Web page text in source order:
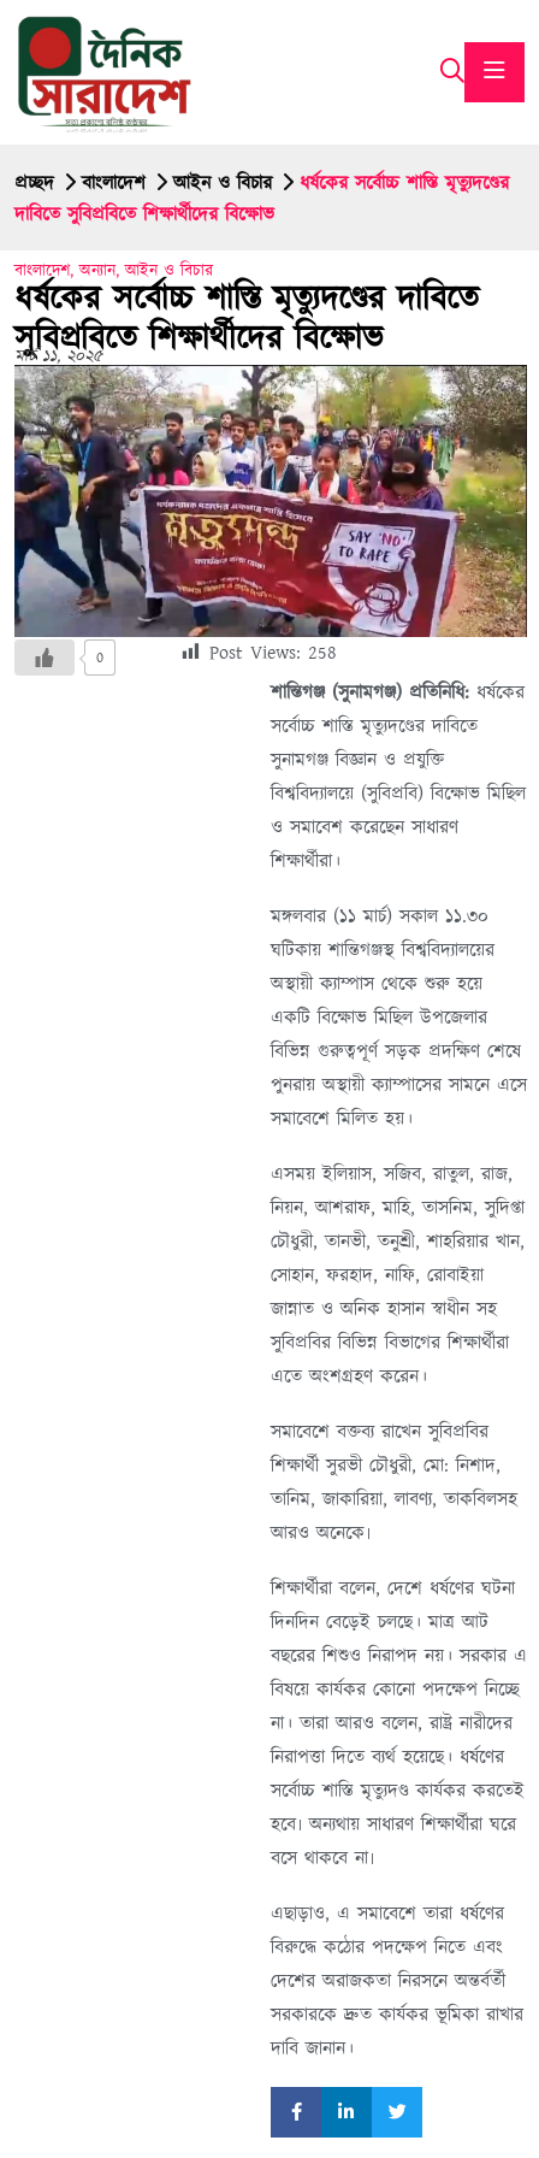
প্রচ্ছদ বাংলাদেশ আইন ও বিচার
ধর্ষকের সর্বোচ্চ শাস্তি মৃত্যুদণ্ডের
দাবিতে সুবিপ্রবিতে শিক্ষার্থীদের বিক্ষোভ
বাংলাদেশ,অন্যান,আইন ও বিচার
ধর্ষকের সর্বোচ্চ শাস্তি মৃত্যুদণ্ডের দাবিতে
সুবিপ্রবিতে শিক্ষার্থীদের বিক্ষোভ
মার্চ ১১, ২০২৫
0 Post Views: 258
শান্তিগঞ্জ (সুনামগঞ্জ) প্রতিনিধি: ধর্ষকের
সর্বোচ্চ শাস্তি মৃত্যুদণ্ডের দাবিতে
সুনামগঞ্জ বিজ্ঞান ও প্রযুক্তি
বিশ্ববিদ্যালয়ে (সুবিপ্রবি) বিক্ষোভ মিছিল
ও সমাবেশ করেছেন সাধারণ
শিক্ষার্থীরা।
মঙ্গলবার (১১ মার্চ) সকাল ১১.৩০
ঘটিকায় শান্তিগঞ্জস্থ বিশ্ববিদ্যালয়ের
অস্থায়ী ক্যাম্পাস থেকে শুরু হয়ে
একটি বিক্ষোভ মিছিল উপজেলার
বিভিন্ন গুরুত্বপূর্ণ সড়ক প্রদক্ষিণ শেষে
পুনরায় অস্থায়ী ক্যাম্পাসের সামনে এসে
সমাবেশে মিলিত হয়।
এসময় ইলিয়াস, সজিব, রাতুল, রাজ,
নিয়ন, আশরাফ, মাহি, তাসনিম, সুদিপ্তা
চৌধুরী, তানভী, তনুশ্রী, শাহরিয়ার খান,
সোহান, ফরহাদ, নাফি, রোবাইয়া
জান্নাত ও অনিক হাসান স্বাধীন সহ
সুবিপ্রবির বিভিন্ন বিভাগের শিক্ষার্থীরা
এতে অংশগ্রহণ করেন।
সমাবেশে বক্তব্য রাখেন সুবিপ্রবির
শিক্ষার্থী সুরভী চৌধুরী, মো: নিশাদ,
তানিম, জাকারিয়া, লাবণ্য, তাকবিলসহ
আরও অনেকে৷
শিক্ষার্থীরা বলেন, দেশে ধর্ষণের ঘটনা
দিনদিন বেড়েই চলছে। মাত্র আট
বছরের শিশুও নিরাপদ নয়। সরকার এ
বিষয়ে কার্যকর কোনো পদক্ষেপ নিচ্ছে
না। তারা আরও বলেন, রাষ্ট্র নারীদের
নিরাপত্তা দিতে ব্যর্থ হয়েছে। ধর্ষণের
সর্বোচ্চ শাস্তি মৃত্যুদণ্ড কার্যকর করতেই
হবে৷ অন্যথায় সাধারণ শিক্ষার্থীরা ঘরে
বসে থাকবে না৷
এছাড়াও, এ সমাবেশে তারা ধর্ষণের
বিরুদ্ধে কঠোর পদক্ষেপ নিতে এবং
দেশের অরাজকতা নিরসনে অন্তর্বর্তী
সরকারকে দ্রুত কার্যকর ভূমিকা রাখার
দাবি জানান।